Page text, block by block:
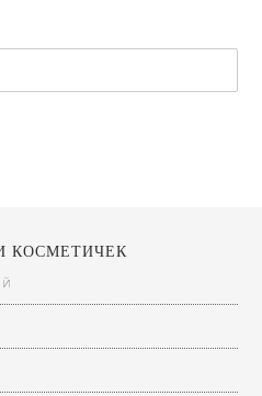
КОСМЕТИЧЕК